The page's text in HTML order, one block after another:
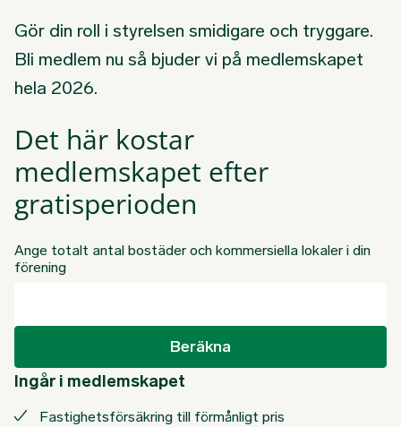
Gör din roll i styrelsen smidigare och tryggare.
Bli medlem nu så bjuder vi på medlemskapet
hela 2026.
Det här kostar
medlemskapet efter
gratisperioden
Ange totalt antal bostäder och kommersiella lokaler i din
förening
Beräkna
Ingår i medlemskapet
Fastighetsförsäkring till förmånligt pris